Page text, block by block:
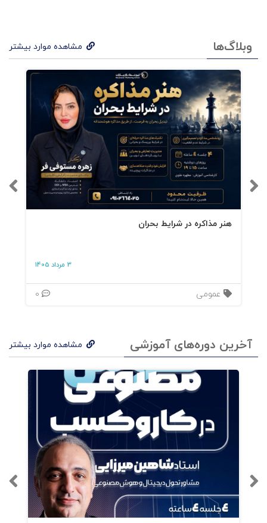
وبلاگ‌ها مشاهده موارد بیشتر
هنر مذاکره در شرایط بحران
3 مرداد 1405
عمومی
آخرین دوره‌های آموزشی مشاهده موارد بیشتر